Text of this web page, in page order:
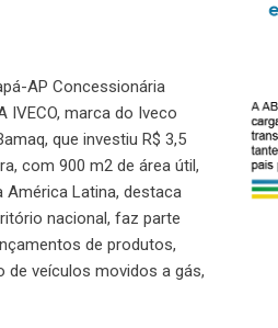
AP Concessionária
marca do Iveco
que investiu R$ 3,5
com 900 m2 de área útil,
América Latina, destaca
nacional, faz parte
de produtos,
veículos movidos a gás,